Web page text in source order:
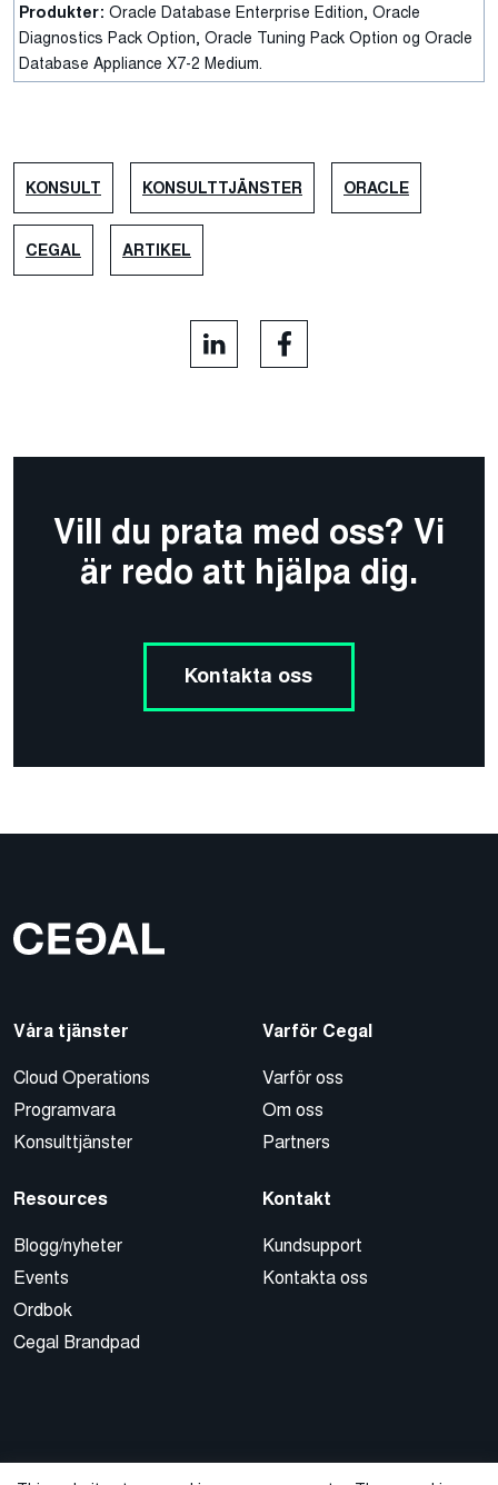
Produkter: Oracle Database Enterprise Edition, Oracle
Diagnostics Pack Option, Oracle Tuning Pack Option og Oracle
Database Appliance X7-2 Medium.
KONSULT KONSULTTJÄNSTER ORACLE
CEGAL ARTIKEL
Vill du prata med oss? Vi
är redo att hjälpa dig.
Kontakta oss
Våra tjänster
Cloud Operations
Programvara
Konsulttjänster
Varför Cegal
Varför oss
Om oss
Partners
Resources
Blogg/nyheter
Events
Ordbok
Cegal Brandpad
Kontakt
Kundsupport
Kontakta oss